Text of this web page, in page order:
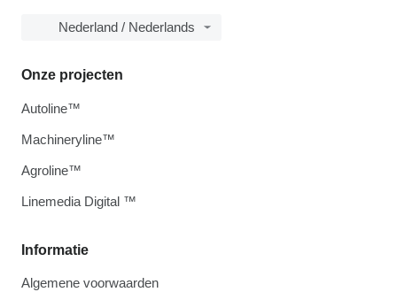
Nederland / Nederlands
Informatie
Algemene voorwaarden
Onze projecten
Autoline™
Machineryline™
Agroline™
Linemedia Digital ™